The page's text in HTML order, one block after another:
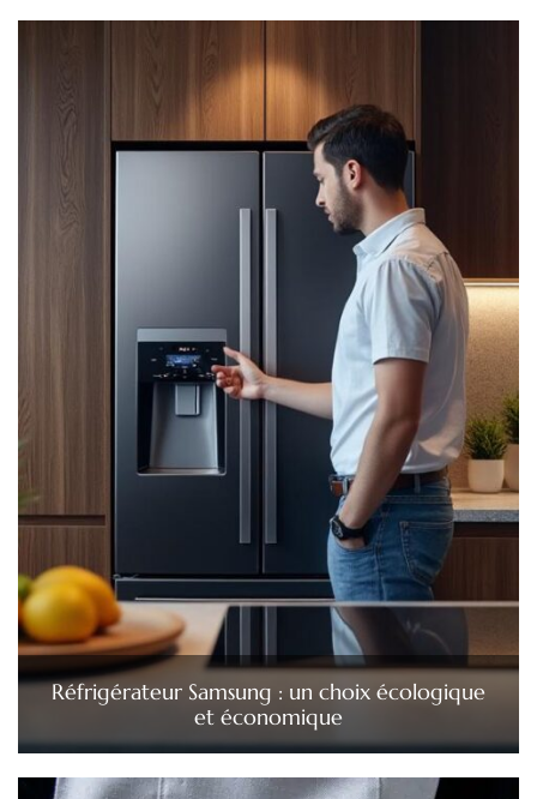
Réfrigérateur Samsung : un choix écologique
et économique